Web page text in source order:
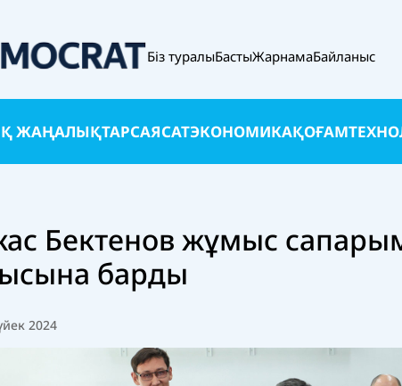
Біз туралыБастыЖарнамаБайланыс
ЖАҢАЛЫҚТАРСАЯСАТЭКОНОМИКАҚОҒАМ
Бектенов жұмыс
барды
2024